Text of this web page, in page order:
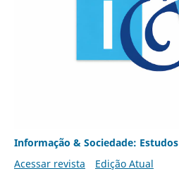
Informação & Sociedade: Estudos
Acessar revista
Edição Atual